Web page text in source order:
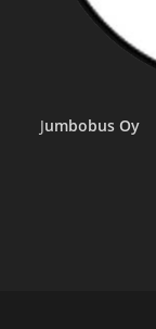
Jumbobus Oy